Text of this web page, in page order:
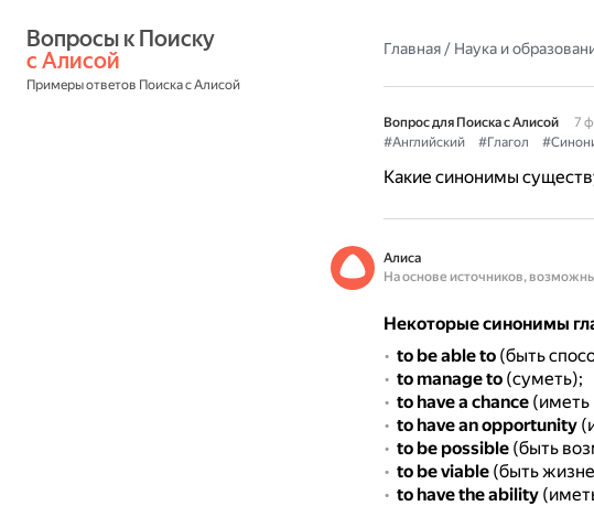
с Алисой
Примеры ответов Поиска с Алисой
Главная/ Наука и
Вопрос для Поиска с Алисой
7
#Английский
#Глагол
Какие синонимы
Алиса
На основе источников,
Некоторые синонимы
to be able to(быть
to manage to(суметь);
to have a chance(иметь
to have an opportunity
to be possible(быть
to be viable(быть
to have the ability